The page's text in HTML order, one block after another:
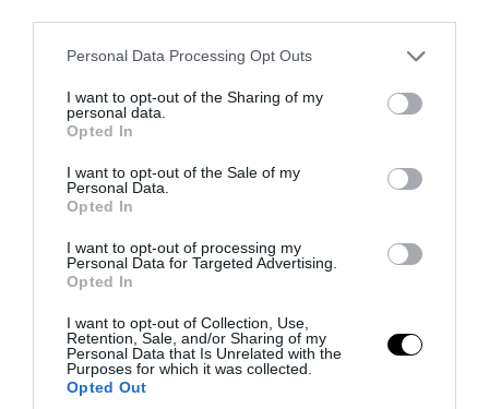
Please note that this website/app uses one or more Google
not limited to your visit or usage behaviour. You may click to
grant or deny consent to Google and its third-party tags to
use your data for below specified purposes in below Google
consent section.
Personal Data Processing Opt Outs
I want to opt-out of the Sharing of my
personal data.
Opted In
I want to opt-out of the Sale of my
Personal Data.
Opted In
I want to opt-out of processing my
Personal Data for Targeted Advertising.
Opted In
I want to opt-out of Collection, Use,
Retention, Sale, and/or Sharing of my
Personal Data that Is Unrelated with the
Purposes for which it was collected.
Opted Out
PRONEWS.GR /ΚΟΣΜΟΣ
Χάος στο Κοινοβούλιο του Κοσόβου –
Βουλευτής πέταξε αυγά στον
πρωθυπουργό (βίντεο)